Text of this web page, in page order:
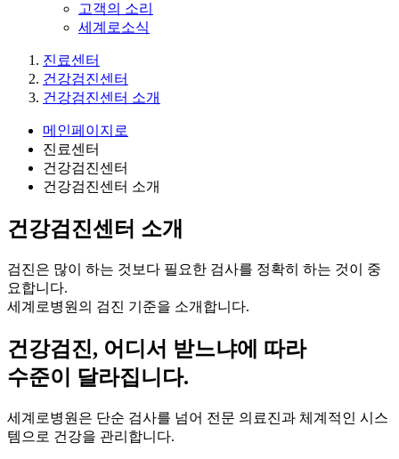
고객의 소리
세계로소식
진료센터
건강검진센터
건강검진센터 소개
메인페이지로
진료센터
건강검진센터
건강검진센터 소개
건강검진센터 소개
검진은 많이 하는 것보다 필요한 검사를 정확히 하는 것이 중
요합니다.
세계로병원의 검진 기준을 소개합니다.
건강검진, 어디서 받느냐에 따라
수준이 달라집니다.
세계로병원은 단순 검사를 넘어 전문 의료진과 체계적인 시스
템으로 건강을 관리합니다.